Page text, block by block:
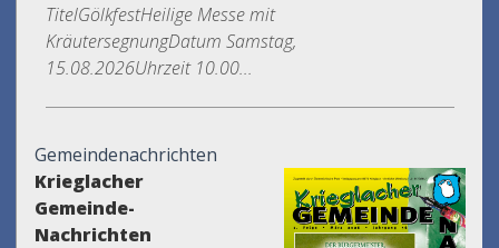
TitelGölkfestHeilige Messe mit
KräutersegnungDatum Samstag,
15.08.2026Uhrzeit 10.00...
Gemeindenachrichten
Krieglacher
Gemeinde-
Nachrichten